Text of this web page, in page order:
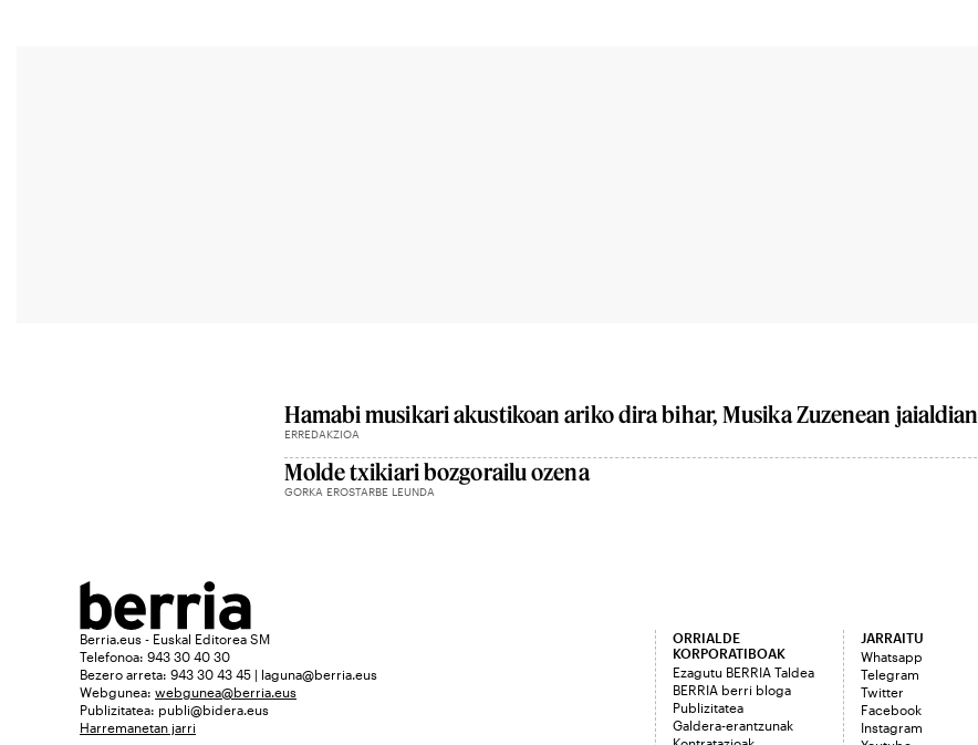
Hamabi musikari akustikoan ariko dira bihar, Musika Zuzenean jaialdian
ERREDAKZIOA
Molde txikiari bozgorailu ozena
GORKA EROSTARBE LEUNDA
Berria.eus - Euskal Editorea SM
Telefonoa: 943 30 40 30
Bezero arreta: 943 30 43 45 | laguna@berria.eus
Webgunea: webgunea@berria.eus
Publizitatea: publi@bidera.eus
Harremanetan jarri
ORRIALDE
KORPORATIBOAK
Ezagutu BERRIA Taldea
BERRIA berri bloga
Publizitatea
Galdera-erantzunak
JARRAITU
Whatsapp
Telegram
Twitter
Facebook
Instagram